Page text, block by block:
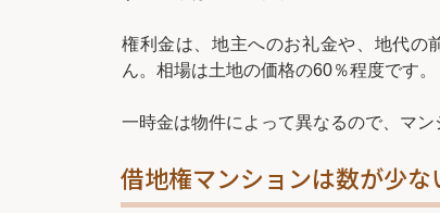
権利金は、地主へのお礼金や、地代の
ん。相場は土地の価格の60％程度です。
一時金は物件によって異なるので、マ
借地権マンションは数が少な